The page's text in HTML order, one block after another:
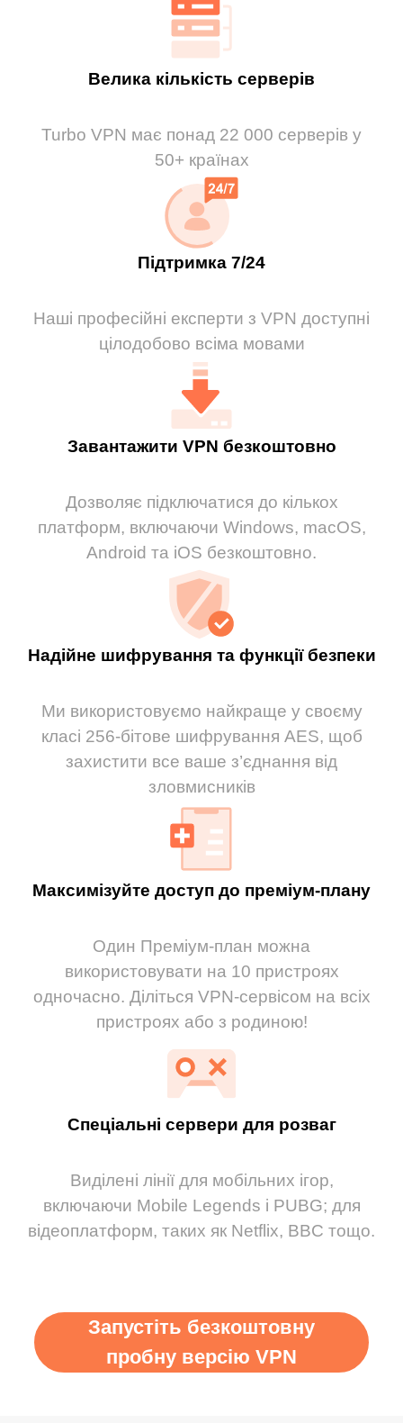
Велика кількість серверів
Turbo VPN має понад 22 000 серверів у
50+ країнах
Підтримка 7/24
Наші професійні експерти з VPN доступні
цілодобово всіма мовами
Завантажити VPN безкоштовно
Дозволяє підключатися до кількох
платформ, включаючи Windows, macOS,
Android та iOS безкоштовно.
Надійне шифрування та функції безпеки
Ми використовуємо найкраще у своєму
класі 256-бітове шифрування AES, щоб
захистити все ваше з’єднання від
зловмисників
Максимізуйте доступ до преміум-плану
Один Преміум-план можна
використовувати на 10 пристроях
одночасно. Діліться VPN-сервісом на всіх
пристроях або з родиною!
Спеціальні сервери для розваг
Виділені лінії для мобільних ігор,
включаючи Mobile Legends і PUBG; для
відеоплатформ, таких як Netflix, BBC тощо.
Запустіть безкоштовну
пробну версію VPN